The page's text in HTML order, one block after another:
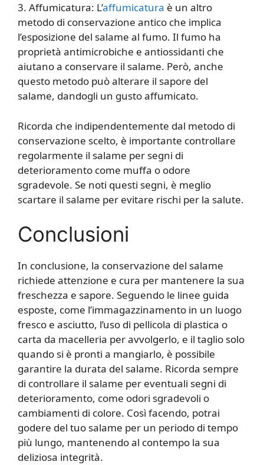
3. Affumicatura: L’affumicatura è un altro
metodo di conservazione antico che implica
l’esposizione del salame al fumo. Il fumo ha
proprietà antimicrobiche e antiossidanti che
aiutano a conservare il salame. Però, anche
questo metodo può alterare il sapore del
salame, dandogli un gusto affumicato.
Ricorda che indipendentemente dal metodo di
conservazione scelto, è importante controllare
regolarmente il salame per segni di
deterioramento come muffa o odore
sgradevole. Se noti questi segni, è meglio
scartare il salame per evitare rischi per la salute.
Conclusioni
In conclusione, la conservazione del salame
richiede attenzione e cura per mantenere la sua
freschezza e sapore. Seguendo le linee guida
esposte, come l’immagazzinamento in un luogo
fresco e asciutto, l’uso di pellicola di plastica o
carta da macelleria per avvolgerlo, e il taglio solo
quando si è pronti a mangiarlo, è possibile
garantire la durata del salame. Ricorda sempre
di controllare il salame per eventuali segni di
deterioramento, come odori sgradevoli o
cambiamenti di colore. Così facendo, potrai
godere del tuo salame per un periodo di tempo
più lungo, mantenendo al contempo la sua
deliziosa integrità.